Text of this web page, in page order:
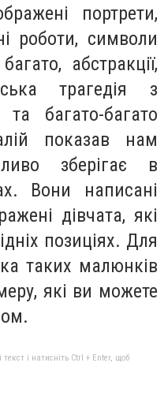
портрети,
роботи, символи
абстракції,
трагедія з
багато-багато
показав нам
зберігає в
Вони написані
дівчата, які
позиціях. Для
таких малюнків
які ви можете
і натисніть Ctrl + Enter, щоб